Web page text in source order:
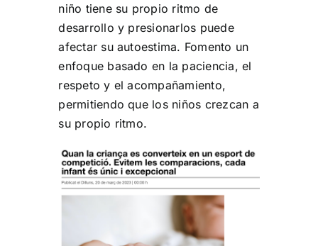
niño tiene su propio ritmo de
desarrollo y presionarlos puede
afectar su autoestima. Fomento un
enfoque basado en la paciencia, el
respeto y el acompañamiento,
permitiendo que los niños crezcan a
su propio ritmo.